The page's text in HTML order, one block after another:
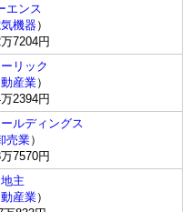
エンス
機器）
7204円
リック
産業）
2394円
ルディングス
売業）
7570円
地主
産業）